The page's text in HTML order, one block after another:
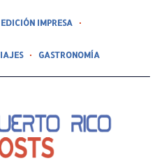
EDICIÓN IMPRESA
GASTRONOMÍA